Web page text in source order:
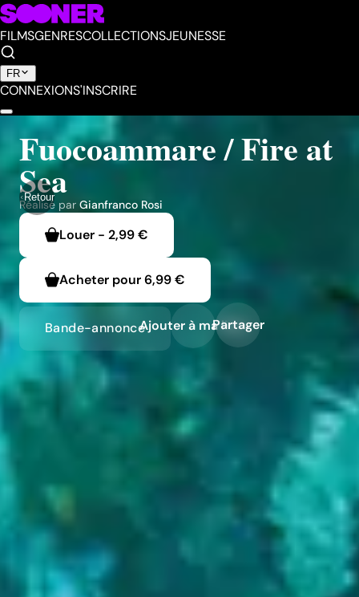
FILMSGENRESCOLLECTIONSJEUNESSE
FR
CONNEXIONS'INSCRIRE
Retour
Fuocoammare / Fire at
Sea
Réalisé par Gianfranco Rosi
Louer - 2,99 €
Acheter pour6,99 €
Bande-annonceAjouter à ma liste
Partager